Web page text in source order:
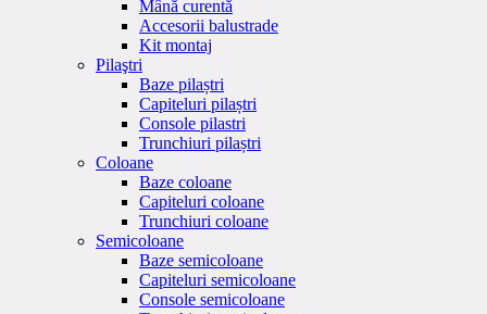
Mână curentă
Accesorii balustrade
Kit montaj
Pilaştri
Baze pilaștri
Capiteluri pilaștri
Console pilastri
Trunchiuri pilaștri
Coloane
Baze coloane
Capiteluri coloane
Trunchiuri coloane
Semicoloane
Baze semicoloane
Capiteluri semicoloane
Console semicoloane